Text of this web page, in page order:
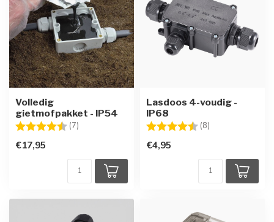
Volledig
gietmofpakket - IP54
Beoordeling: (7)
€17,95
Lasdoos 4-voudig -
IP68
Beoordeling: (8)
€4,95